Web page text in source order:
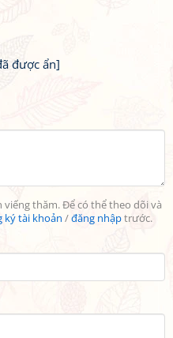
viếng thăm. Để có thể theo dõi và
ký tài khoản /đăng nhậptrước.
được ẩn]